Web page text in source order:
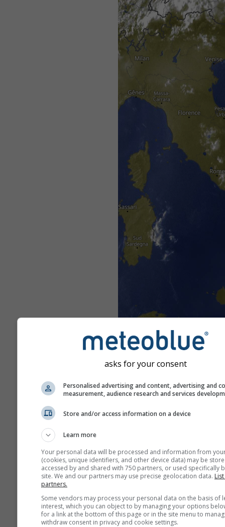
asks for your consent
Personalised advertising and content, advertising and
measurement, audience research and services
Store and/or access information on a device
Learn more
Your personal data will be processed and information from
(cookies, unique identifiers, and other device data) may be
accessed by and shared with 750 partners, or used specifically
site. We and our partners may use precise geolocation data.
partners.
Some vendors may process your personal data on the basis of
interest, which you can object to by managing your options
for a link at the bottom of this page or in the site menu to
withdraw consent in privacy and cookie settings.